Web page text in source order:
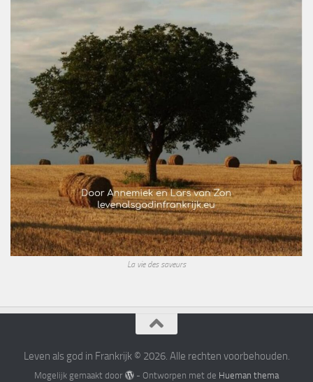
La vie des saveurs
Leven als god in Frankrijk © 2026. Alle rechten voorbehouden.
Mogelijk gemaakt door - Ontworpen met de Hueman thema